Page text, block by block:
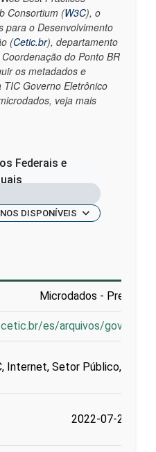
Consortium (W3C), o
para o Desenvolvimento
(Cetic.br), departamento
do Ponto BR
os metadados e
Governo Eletrônico
veja mais
Federais e
DISPONÍVEIS
Microdados -
es/arquivos/governo/
, Internet, Setor Público,
2022-07-26